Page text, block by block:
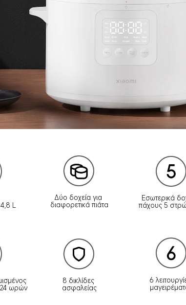
24 ωρών
L
Δύο δοχεία για
διαφορετικά πιάτα
8 δικλίδες
ασφαλείας
Εσωτερικά
πάχους 5
6